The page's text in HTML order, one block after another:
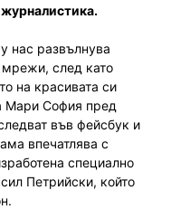
журналистика.
нас развълнува
мрежи, след като
на красивата си
Мари София пред
във фейсбук и
впечатлява с
специално
Петрийски, който